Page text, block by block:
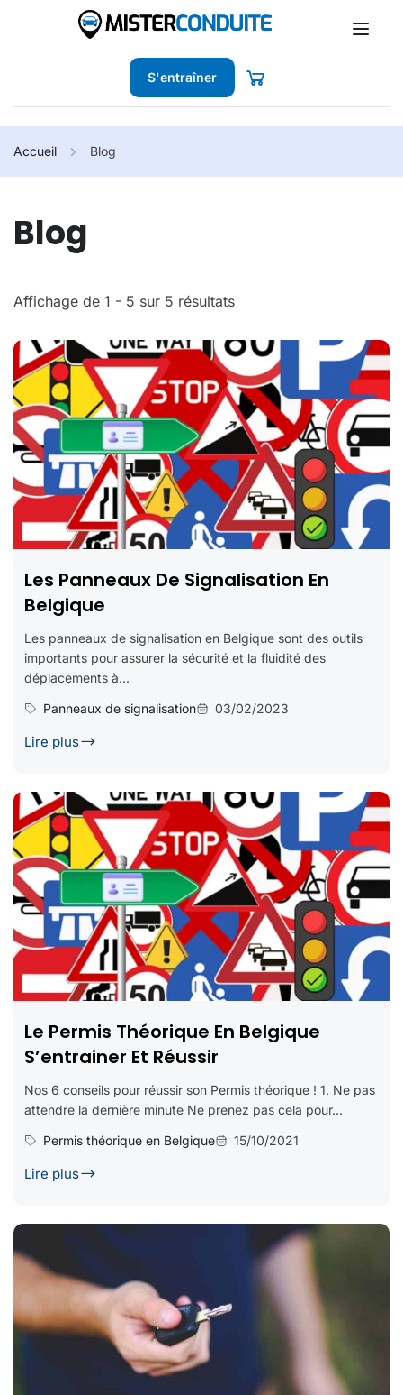
S'entraîner
Accueil Blog
Blog
Affichage de 1 - 5 sur 5 résultats
Les Panneaux De Signalisation En
Belgique
Les panneaux de signalisation en Belgique sont des outils
importants pour assurer la sécurité et la fluidité des
déplacements à...
Panneaux de signalisation
03/02/2023
Lire plus
Le Permis Théorique En Belgique
S’entrainer Et Réussir
Nos 6 conseils pour réussir son Permis théorique ! 1. Ne pas
attendre la dernière minute Ne prenez pas cela pour...
Permis théorique en Belgique
15/10/2021
Lire plus